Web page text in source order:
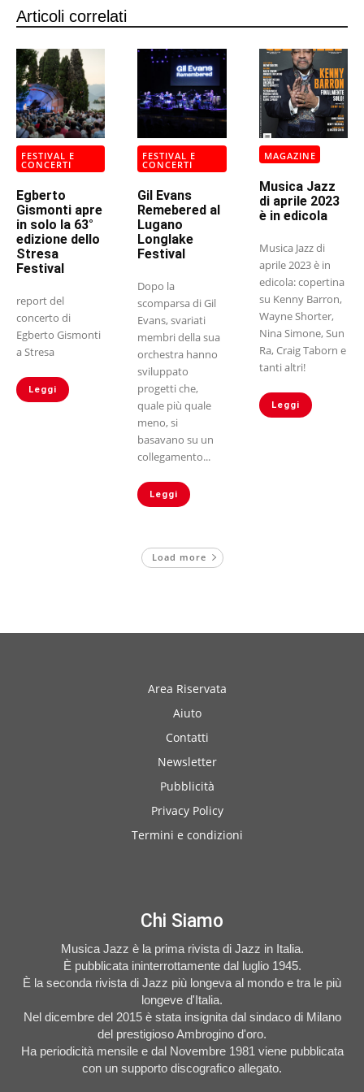
Articoli correlati
FESTIVAL E
CONCERTI
Egberto
Gismonti apre
in solo la 63°
edizione dello
Stresa
Festival
report del
concerto di
Egberto Gismonti
a Stresa
Leggi
FESTIVAL E
CONCERTI
Gil Evans
Remebered al
Lugano
Longlake
Festival
Dopo la
scomparsa di Gil
Evans, svariati
membri della sua
orchestra hanno
sviluppato
progetti che,
quale più quale
meno, si
basavano su un
collegamento...
Leggi
MAGAZINE
Musica Jazz
di aprile 2023
è in edicola
Musica Jazz di
aprile 2023 è in
edicola: copertina
su Kenny Barron,
Wayne Shorter,
Nina Simone, Sun
Ra, Craig Taborn e
tanti altri!
Leggi
Load more
Area Riservata
Aiuto
Contatti
Newsletter
Pubblicità
Privacy Policy
Termini e condizioni
Chi Siamo
Musica Jazz è la prima rivista di Jazz in Italia.
È pubblicata ininterrottamente dal luglio 1945.
È la seconda rivista di Jazz più longeva al mondo e tra le più
longeve d'Italia.
Nel dicembre del 2015 è stata insignita dal sindaco di Milano
del prestigioso Ambrogino d'oro.
Ha periodicità mensile e dal Novembre 1981 viene pubblicata
con un supporto discografico allegato.